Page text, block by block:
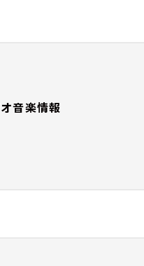
音楽情報